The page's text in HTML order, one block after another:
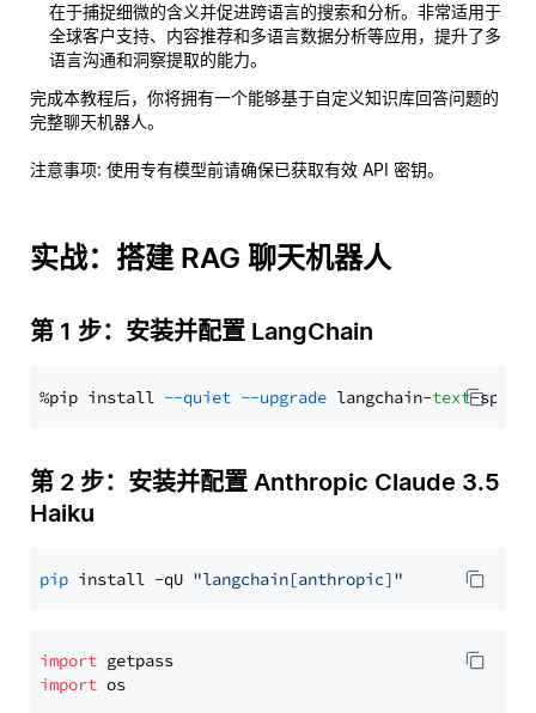
在于捕捉细微的含义并促进跨语言的搜索和分析。非常适用于
全球客户支持、内容推荐和多语言数据分析等应用，提升了多
语言沟通和洞察提取的能力。
完成本教程后，你将拥有一个能够基于自定义知识库回答问题的
完整聊天机器人。
注意事项: 使用专有模型前请确保已获取有效 API 密钥。
实战：搭建 RAG 聊天机器人
第 1 步：安装并配置 LangChain
%pip install --quiet --upgrade langchain-text
第 2 步：安装并配置 Anthropic Claude 3.5
Haiku
pip install -qU "langchain[anthropic]"
import
import os